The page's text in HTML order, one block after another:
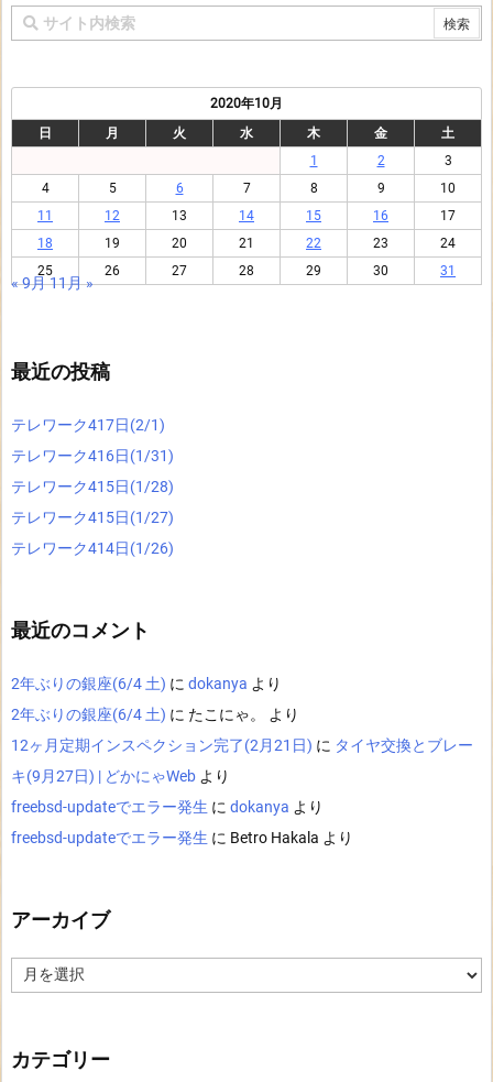
2020年10月
日
月 火 水 木 金
土
1
2
3
4
5 6 7 8 9
10
11
12 13 14 15 16
17
18
19 20 21 22 23
24
25
26 27 28 29 30 31
« 9月11月 »
最近の投稿
テレワーク417日(2/1)
テレワーク416日(1/31)
テレワーク415日(1/28)
テレワーク415日(1/27)
テレワーク414日(1/26)
最近のコメント
2年ぶりの銀座(6/4 土) に dokanya より
2年ぶりの銀座(6/4 土) に たこにゃ。
より
12ヶ月定期インスペクション完了(2月21日) に タイヤ交換とブレー
キ(9月27日) | どかにゃWeb より
freebsd-updateでエラー発生 に dokanya より
freebsd-updateでエラー発生 に Betro Hakala より
アーカイブ
ー
カテゴリー